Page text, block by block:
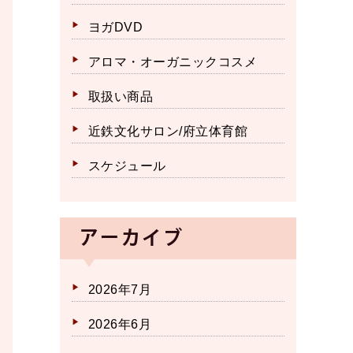
ヨガDVD
アロマ・オーガニックコスメ
取扱い商品
近鉄文化サロン/府立体育館
スケジュール
アーカイブ
2026年7月
2026年6月